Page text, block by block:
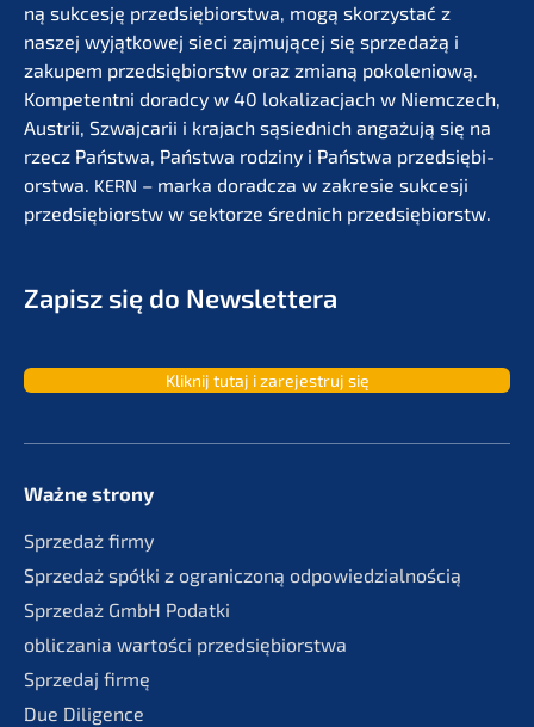
ną sukces­ję przedsię­bi­orst­wa, mogą skorzystać z
naszej wyjąt­ko­wej sieci zajmu­jącej się sprze­dażą i
zakupem przedsię­bi­orstw oraz zmianą pokolenio­wą.
Kompe­tent­ni dorad­cy w 40 lokali­zac­jach w Niemc­zech,
Austrii, Szwaj­ca­rii i krajach sąsied­nich angażu­ją się na
rzecz Państ­wa, Państ­wa rodzi­ny i Państ­wa przedsię­bi­
orst­wa. KERN – marka dorad­c­za w zakre­sie sukces­ji
przedsię­bi­orstw w sektor­ze średnich przedsiębiorstw.
Zapisz się do Newslettera
Kliknij tutaj i zarejes­truj się
Ważne strony
Sprze­daż firmy
Sprze­daż spółki z ogranic­zoną odpowiedzialnością
Sprze­daż GmbH Podatki
oblic­za­nia wartości przedsiębiorstwa
Sprze­daj firmę
Due Diligence